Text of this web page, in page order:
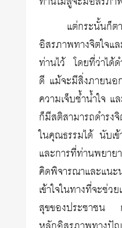
แต่กระนั้นก็ต
อิสรภาพทางจิตใจ
ท่านไว้ โดยที่ว่าได้ด
ดี แม้จะมีสิ่งภายนอ
ความเจ็บช้ำน้ำใจ
ก็มีสติสามารถดำรง
ในคุณธรรมได้ นับเ
และการที่ท่านพยาย
คิดพิจารณาและแนะ
เข้าใจในทางที่จะช่
สุขของประชาชน